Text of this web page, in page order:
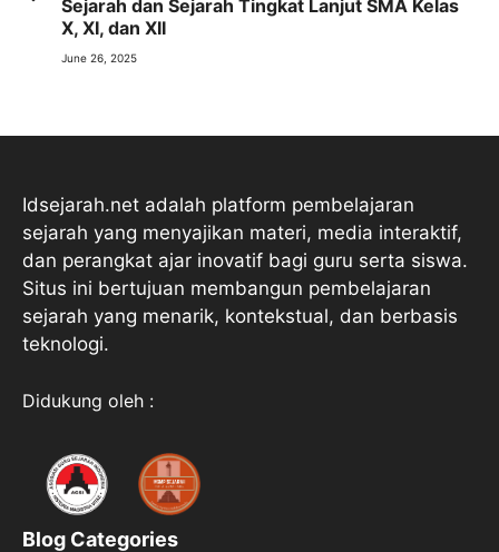
Sejarah dan Sejarah Tingkat Lanjut SMA Kelas
X, XI, dan XII
June 26, 2025
Idsejarah.net adalah platform pembelajaran
sejarah yang menyajikan materi, media interaktif,
dan perangkat ajar inovatif bagi guru serta siswa.
Situs ini bertujuan membangun pembelajaran
sejarah yang menarik, kontekstual, dan berbasis
teknologi.
Didukung oleh :
Blog Categories